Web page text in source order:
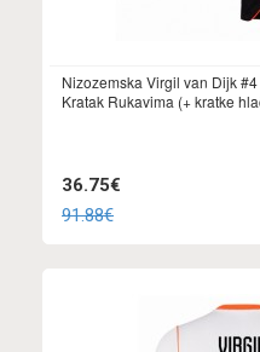
Nizozemska Virgil van Dijk
Kratak Rukavima (+ kratke
36.75€
91.88€